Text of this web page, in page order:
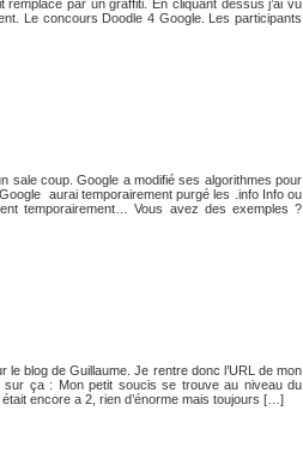
par un graffiti. En cliquant dessus j’ai vu
Le concours Doodle 4 Google. Les participants
sale coup. Google a modifié ses algorithmes pour
aurai temporairement purgé les .info Info ou
temporairement… Vous avez des exemples ?
blog de Guillaume. Je rentre donc l’URL de mon
sur ça : Mon petit soucis se trouve au niveau du
encore a 2, rien d’énorme mais toujours […]